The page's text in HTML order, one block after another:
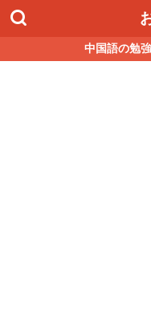
中国語の勉